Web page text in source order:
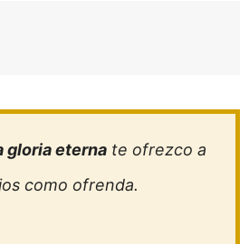
gloria eternate ofrezco a
como ofrenda.